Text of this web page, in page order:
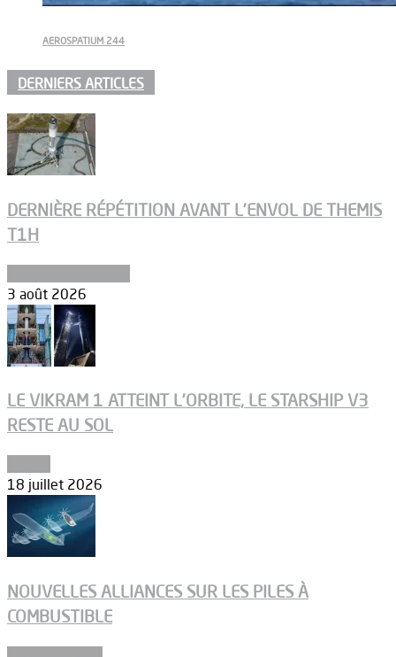
AEROSPATIUM 244
DERNIERS ARTICLES
DERNIÈRE RÉPÉTITION AVANT L’ENVOL DE THEMIS
T1H
3 août 2026
LE VIKRAM 1 ATTEINT L’ORBITE, LE STARSHIP V3
RESTE AU SOL
18 juillet 2026
NOUVELLES ALLIANCES SUR LES PILES À
COMBUSTIBLE